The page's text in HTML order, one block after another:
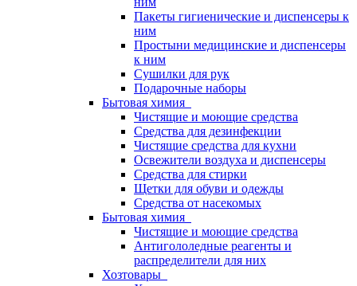
Пакеты гигиенические и диспенсеры к
ним
Простыни медицинские и диспенсеры
к ним
Сушилки для рук
Подарочные наборы
Бытовая химия
Чистящие и моющие средства
Средства для дезинфекции
Чистящие средства для кухни
Освежители воздуха и диспенсеры
Средства для стирки
Щетки для обуви и одежды
Средства от насекомых
Бытовая химия
Чистящие и моющие средства
Антигололедные реагенты и
распределители для них
Хозтовары